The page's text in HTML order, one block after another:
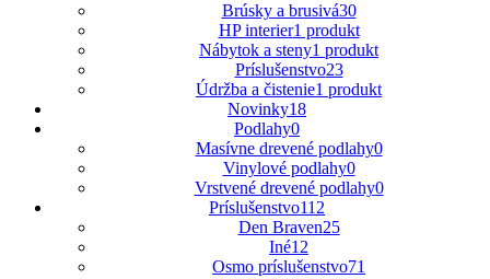
Brúsky a brusivá30
HP interier1 produkt
Nábytok a steny1 produkt
Príslušenstvo23
Údržba a čistenie1 produkt
Novinky18
Podlahy0
Masívne drevené podlahy0
Vinylové podlahy0
Vrstvené drevené podlahy0
Príslušenstvo112
Den Braven25
Iné12
Osmo príslušenstvo71